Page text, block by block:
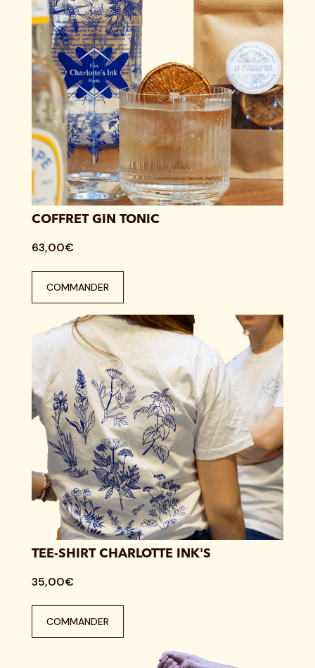
COFFRET GIN TONIC
63,00€
COMMANDER
TEE-SHIRT CHARLOTTE INK'S
35,00€
COMMANDER